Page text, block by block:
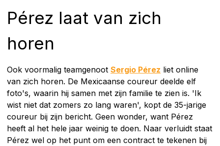
Pérez laat van zich
horen
Ook voormalig teamgenoot Sergio Pérez liet online
van zich horen. De Mexicaanse coureur deelde elf
foto's, waarin hij samen met zijn familie te zien is. 'Ik
wist niet dat zomers zo lang waren', kopt de 35-jarige
coureur bij zijn bericht. Geen wonder, want Pérez
heeft al het hele jaar weinig te doen. Naar verluidt staat
Pérez wel op het punt om een contract te tekenen bij